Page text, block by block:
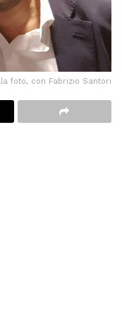
foto, con Fabrizio Santori